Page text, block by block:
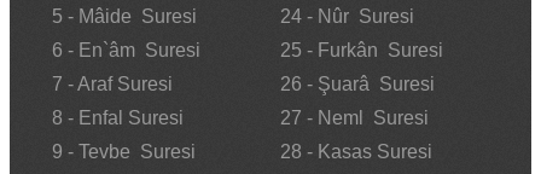
5 - Mâide Suresi
6 - En`âm Suresi
7 - Araf Suresi
8 - Enfal Suresi
9 - Tevbe Suresi
24 - Nûr Suresi
25 - Furkân Suresi
26 - Şuarâ Suresi
27 - Neml Suresi
28 - Kasas Suresi